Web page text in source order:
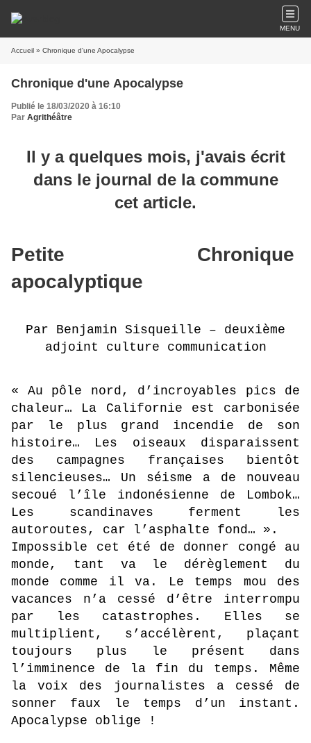
MENU
Accueil » Chronique d'une Apocalypse
Chronique d'une Apocalypse
Publié le 18/03/2020 à 16:10
Par Agrithéâtre
Il y a quelques mois, j'avais écrit
dans le journal de la commune
cet article.
Petite Chronique
apocalyptique
Par Benjamin Sisqueille – deuxième
adjoint culture communication
« Au pôle nord, d’incroyables pics de
chaleur… La Californie est carbonisée
par le plus grand incendie de son
histoire… Les oiseaux disparaissent
des campagnes françaises bientôt
silencieuses… Un séisme a de nouveau
secoué l’île indonésienne de Lombok…
Les scandinaves ferment les
autoroutes, car l’asphalte fond… ».
Impossible cet été de donner congé au
monde, tant va le dérèglement du
monde comme il va. Le temps mou des
vacances n’a cessé d’être interrompu
par les catastrophes. Elles se
multiplient, s’accélèrent, plaçant
toujours plus le présent dans
l’imminence de la fin du temps. Même
la voix des journalistes a cessé de
sonner faux le temps d’un instant.
Apocalypse oblige !